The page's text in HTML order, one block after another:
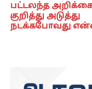
பட்டலந்த
குறித்து அடுத்து
நடக்கபோவது